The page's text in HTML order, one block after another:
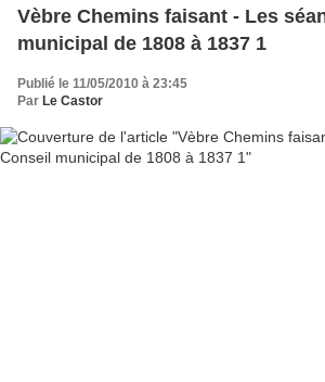
Vèbre Chemins faisant - Les
municipal de 1808 à 1837 1
Publié le 11/05/2010 à 23:45
Par Le Castor